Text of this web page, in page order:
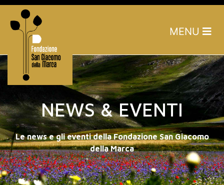
MENU
NEWS & EVENTI
Le news e gli eventi della Fondazione San Giacomo
della Marca